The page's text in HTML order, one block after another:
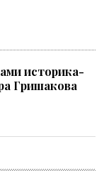
историка-
Гришакова